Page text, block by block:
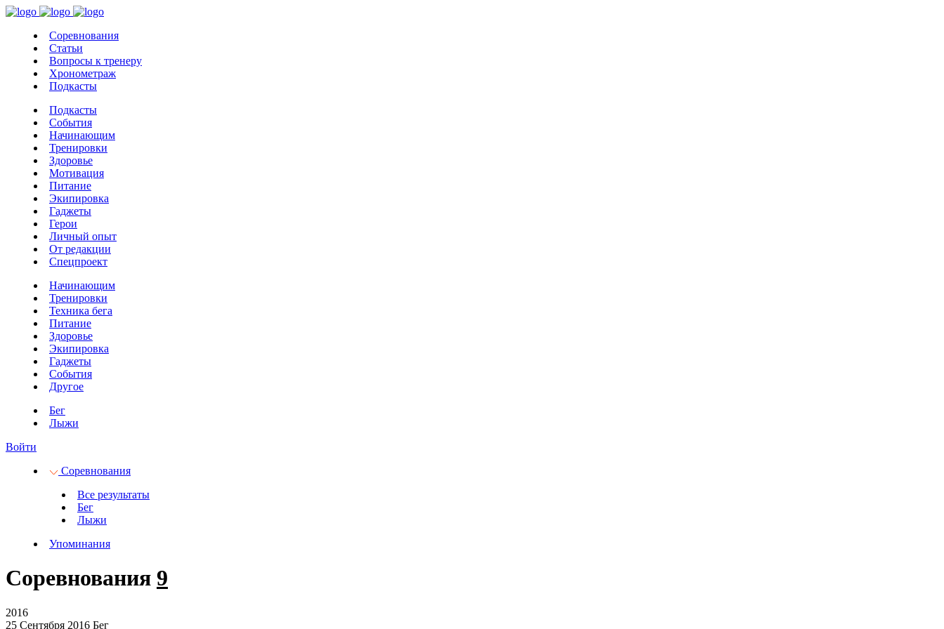
Соревнования
Статьи
Вопросы к тренеру
Хронометраж
Подкасты
Подкасты
События
Начинающим
Тренировки
Здоровье
Мотивация
Питание
Экипировка
Гаджеты
Герои
Личный опыт
От редакции
Спецпроект
Начинающим
Тренировки
Техника бега
Питание
Здоровье
Экипировка
Гаджеты
События
Другое
Бег
Лыжи
Войти
Соревнования
Все результаты
Бег
Лыжи
Упоминания
Соревнования 9
2016
25 Сентября 2016 Бег